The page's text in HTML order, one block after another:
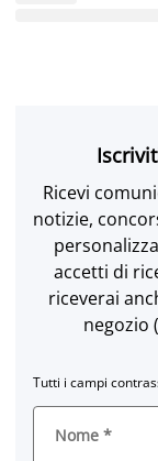
Ricevi
notizie,
accetti di
riceverai
negozio
Tutti i campi
Nome *